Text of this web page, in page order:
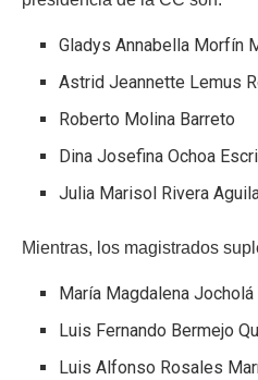
Gladys Annabella Morfín
Astrid Jeannette Lemus
Roberto Molina Barreto
Dina Josefina Ochoa
Julia Marisol Rivera
Mientras, los magistrados
María Magdalena Jocholá
Luis Fernando Bermejo
Luis Alfonso Rosales